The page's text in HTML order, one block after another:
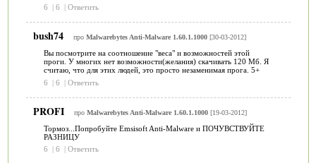
6
| 6 | Ответить
bush74 про Malwarebytes Anti-Malware 1.60.1.1000[30-03-2012]
Вы посмотрите на соотношение "веса" и возможностей этой
проги. У многих нет возможности(желания) скачивать 120 Мб. Я
считаю, что для этих людей, это просто незаменимая прога. 5+
6
| 6 | Ответить
PROFI про Malwarebytes Anti-Malware 1.60.1.1000[19-03-2012]
Тормоз...Попробуйте Emsisoft Anti-Malware и ПОЧУВСТВУЙТЕ
РАЗНИЦУ
6
| 6 | Ответить